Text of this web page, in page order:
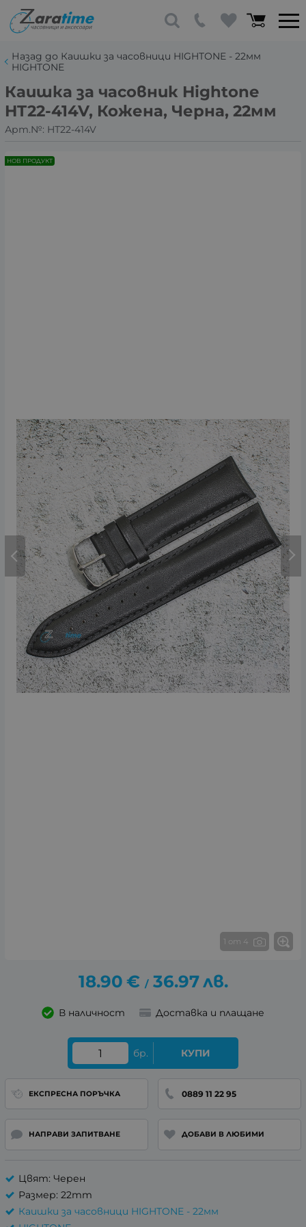
Назад до Каишки за часовници HIGHTONE - 22мм
HIGHTONE
Каишка за часовник Hightone
HT22-414V, Кожена, Черна, 22мм
Арт.№: HT22-414V
1 от 4
НОВ ПРОДУКТ
18.90 € / 36.97лв.
В наличност Доставка и плащане
бр. КУПИ
ЕКСПРЕСНА ПОРЪЧКА 0889 11 22 95
НАПРАВИ ЗАПИТВАНЕ ДОБАВИ В ЛЮБИМИ
Цвят: Черен
Размер: 22mm
Каишки за часовници HIGHTONE - 22мм